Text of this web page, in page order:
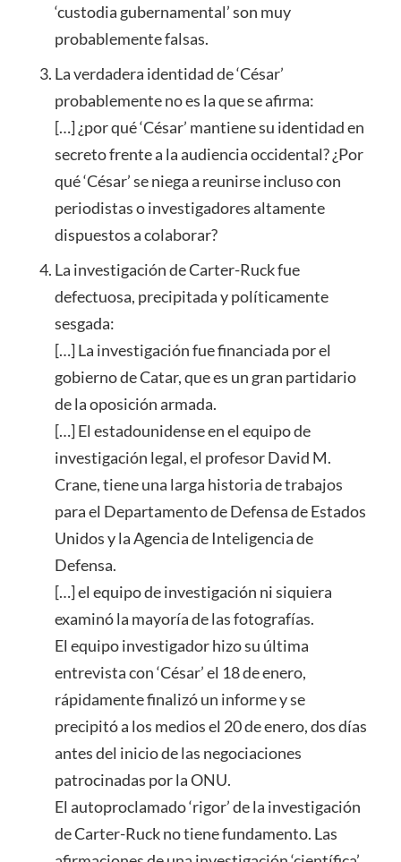
‘custodia gubernamental’ son muy
probablemente falsas.
La verdadera identidad de ‘César’
probablemente no es la que se afirma:
[…] ¿por qué ‘César’ mantiene su identidad en
secreto frente a la audiencia occidental? ¿Por
qué ‘César’ se niega a reunirse incluso con
periodistas o investigadores altamente
dispuestos a colaborar?
La investigación de Carter-Ruck fue
defectuosa, precipitada y políticamente
sesgada:
[…] La investigación fue financiada por el
gobierno de Catar, que es un gran partidario
de la oposición armada.
[…] El estadounidense en el equipo de
investigación legal, el profesor David M.
Crane, tiene una larga historia de trabajos
para el Departamento de Defensa de Estados
Unidos y la Agencia de Inteligencia de
Defensa.
[…] el equipo de investigación ni siquiera
examinó la mayoría de las fotografías.
El equipo investigador hizo su última
entrevista con ‘César’ el 18 de enero,
rápidamente finalizó un informe y se
precipitó a los medios el 20 de enero, dos días
antes del inicio de las negociaciones
patrocinadas por la ONU.
El autoproclamado ‘rigor’ de la investigación
de Carter-Ruck no tiene fundamento. Las